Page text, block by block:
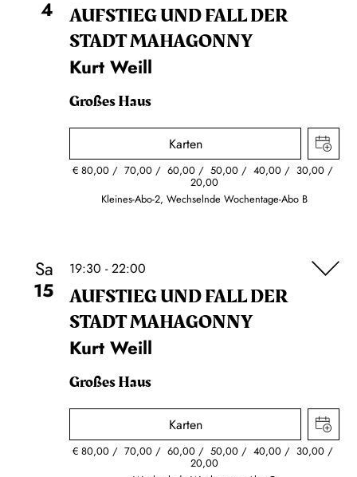
4
AUFSTIEG UND FALL DER
STADT MAHAGONNY
Kurt Weill
Großes Haus
Karten
€80,00 70,00 60,00 50,00 40,00 30,00
20,00
Kleines-Abo-2, Wechselnde Wochentage-Abo B
Sa
15
19:30 - 22:00
AUFSTIEG UND FALL DER
STADT MAHAGONNY
Kurt Weill
Großes Haus
Karten
€80,00 70,00 60,00 50,00 40,00 30,00
20,00